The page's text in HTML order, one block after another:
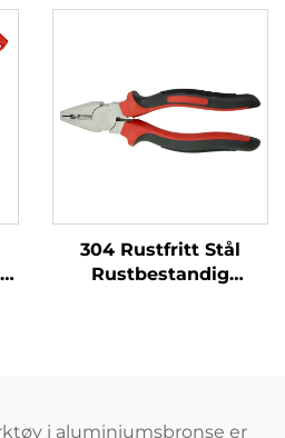
håndtak av glasfiber
sektorer
304 Rustfritt Stål
Rustbestandig
Linjemannstange
i aluminiumsbronse er